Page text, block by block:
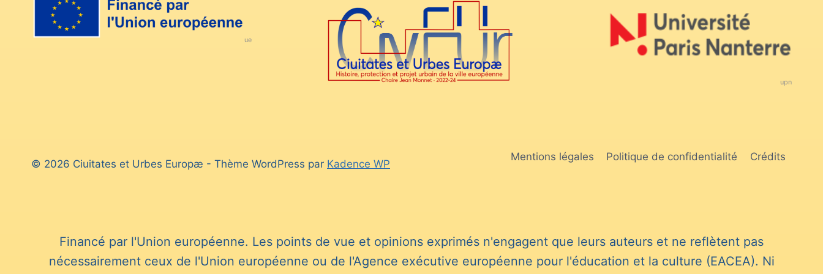
p
g
ue
upn
© 2026 Ciuitates et Urbes Europæ - Thème WordPress par Kadence WP
Mentions légales Politique de confidentialité Crédits
Financé par l'Union européenne. Les points de vue et opinions exprimés n'engagent que leurs auteurs et ne reflètent pas
nécessairement ceux de l'Union européenne ou de l'Agence exécutive européenne pour l'éducation et la culture (EACEA). Ni